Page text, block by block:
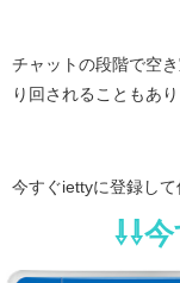
チャットの段階で空
り回されることもあり
今すぐiettyに登録し
⇩⇩